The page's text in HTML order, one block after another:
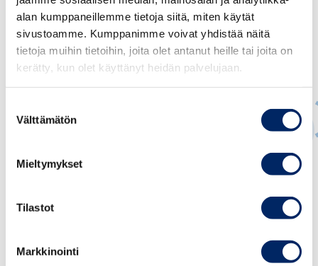
alan kumppaneillemme tietoja siitä, miten käytät
sivustoamme. Kumppanimme voivat yhdistää näitä
tietoja muihin tietoihin, joita olet antanut heille tai joita on
kerätty, kun olet käyttänyt heidän palvelujaan.
valinta
Välttämätön
Mieltymykset
Tilastot
Markkinointi
Jukka Appelqvist